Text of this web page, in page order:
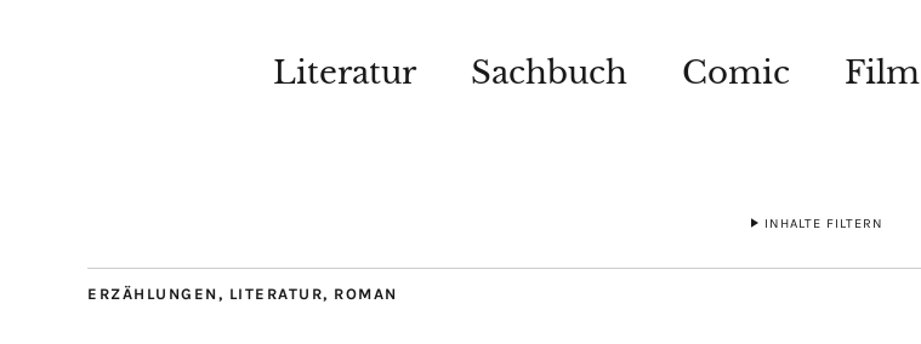
Literatur Sachbuch Comic Film
INHALTE FILTERN
ERZÄHLUNGEN, LITERATUR, ROMAN